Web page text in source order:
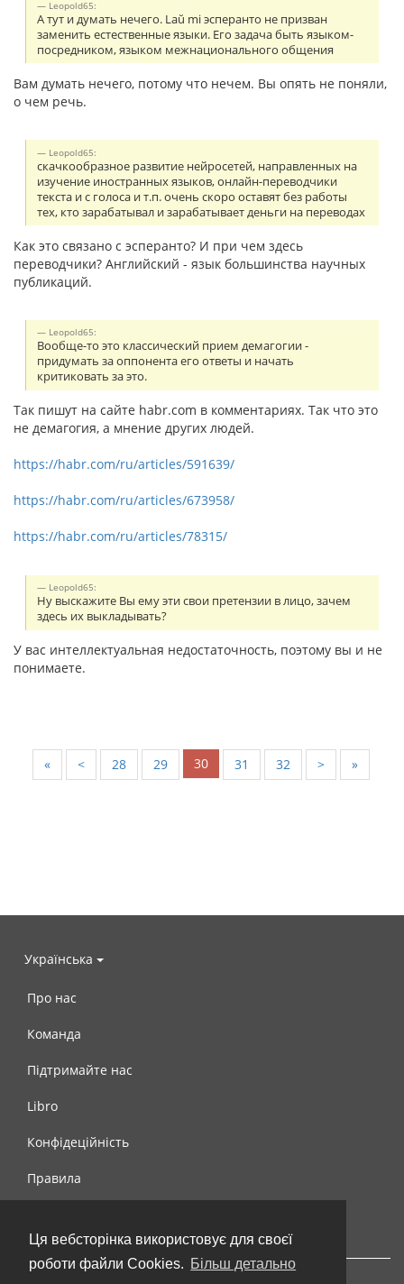
Ця вебсторінка використовує для своєї
роботи файли Cookies. Більш детально
Leopold65:
А тут и думать нечего. Laŭ mi эсперанто не призван
заменить естественные языки. Его задача быть языком-
посредником, языком межнационального общения
Вам думать нечего, потому что нечем. Вы опять не поняли,
о чем речь.
Leopold65:
скачкообразное развитие нейросетей, направленных на
изучение иностранных языков, онлайн-переводчики
текста и с голоса и т.п. очень скоро оставят без работы
тех, кто зарабатывал и зарабатывает деньги на переводах
Как это связано с эсперанто? И при чем здесь
переводчики? Английский - язык большинства научных
публикаций.
Leopold65:
Вообще-то это классический прием демагогии -
придумать за оппонента его ответы и начать
критиковать за это.
Так пишут на сайте habr.com в комментариях. Так что это
не демагогия, а мнение других людей.
https://habr.com/ru/articles/591639/
https://habr.com/ru/articles/673958/
https://habr.com/ru/articles/78315/
Leopold65:
Ну выскажите Вы ему эти свои претензии в лицо, зачем
здесь их выкладывать?
У вас интеллектуальная недостаточность, поэтому вы и не
понимаете.
« < 28 29 30 31 32 > »
Українська
Про нас
Команда
Підтримайте нас
Libro
Конфідеційність
Правила